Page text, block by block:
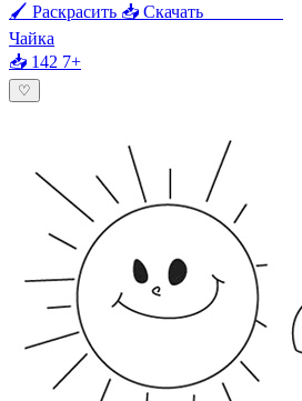
🖌 Раскрасить 📥 Скачать
Чайка
📥 142 7+
♡